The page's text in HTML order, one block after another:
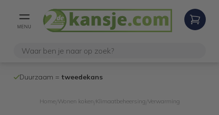
MENU
Duurzaam = tweedekans
Home/ Wonen koken Klimaatbeheersing Verwarming